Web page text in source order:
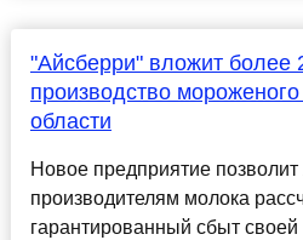
"Айсберри" вложит более
производство
области
Новое предприятие
производителям молока
гарантированный сбыт своей